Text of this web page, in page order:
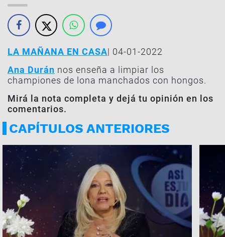
LA MAÑANA EN CASA| 04-01-2022
Ana Durán nos enseña a limpiar los
championes de lona manchados con hongos.
Mirá la nota completa y dejá tu opinión en los
comentarios.
CAPÍTULOS ANTERIORES